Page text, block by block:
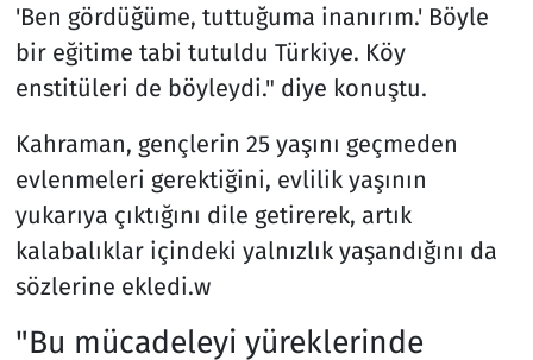
'Ben gördüğüme, tuttuğuma inanırım.' Böyle
bir eğitime tabi tutuldu Türkiye. Köy
enstitüleri de böyleydi." diye konuştu.
Kahraman, gençlerin 25 yaşını geçmeden
evlenmeleri gerektiğini, evlilik yaşının
yukarıya çıktığını dile getirerek, artık
kalabalıklar içindeki yalnızlık yaşandığını da
sözlerine ekledi.w
"Bu mücadeleyi yüreklerinde